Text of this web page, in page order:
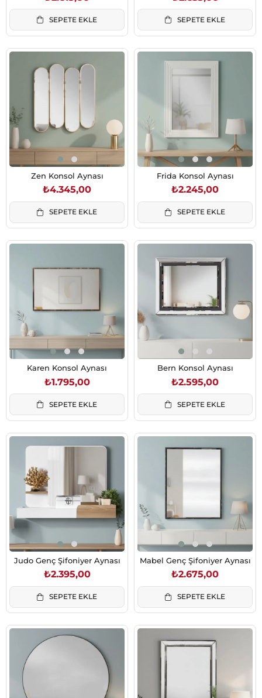
SEPETE EKLE SEPETE EKLE
Zen Konsol Aynası
₺4.345,00
SEPETE EKLE
Frida Konsol Aynası
₺2.245,00
SEPETE EKLE
Karen Konsol Aynası
₺1.795,00
SEPETE EKLE
Bern Konsol Aynası
₺2.595,00
SEPETE EKLE
Judo Genç Şifoniyer Aynası
₺2.395,00
SEPETE EKLE
Mabel Genç Şifoniyer Aynası
₺2.675,00
SEPETE EKLE